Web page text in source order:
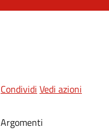
Condividi Vedi azioni
Argomenti